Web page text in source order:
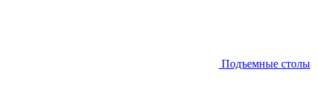
Подъемные столы